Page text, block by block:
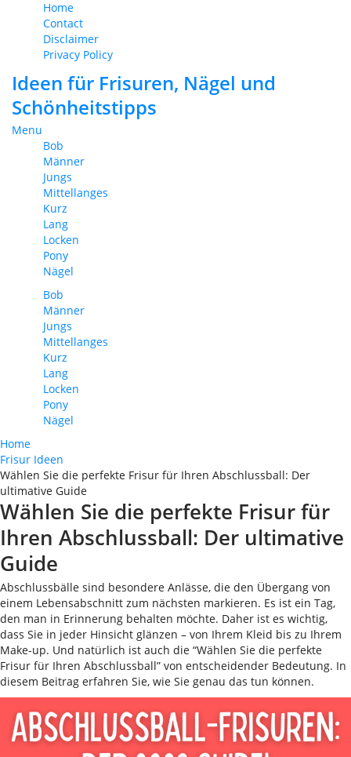
Home
Contact
Disclaimer
Privacy Policy
Ideen für Frisuren, Nägel und
Schönheitstipps
Menu
Bob
Männer
Jungs
Mittellanges
Kurz
Lang
Locken
Pony
Nägel
Bob
Männer
Jungs
Mittellanges
Kurz
Lang
Locken
Pony
Nägel
Home
Frisur Ideen
Wählen Sie die perfekte Frisur für Ihren Abschlussball: Der
ultimative Guide
Wählen Sie die perfekte Frisur für
Ihren Abschlussball: Der ultimative
Guide
Abschlussbälle sind besondere Anlässe, die den Übergang von
einem Lebensabschnitt zum nächsten markieren. Es ist ein Tag,
den man in Erinnerung behalten möchte. Daher ist es wichtig,
dass Sie in jeder Hinsicht glänzen – von Ihrem Kleid bis zu Ihrem
Make-up. Und natürlich ist auch die “Wählen Sie die perfekte
Frisur für Ihren Abschlussball” von entscheidender Bedeutung. In
diesem Beitrag erfahren Sie, wie Sie genau das tun können.